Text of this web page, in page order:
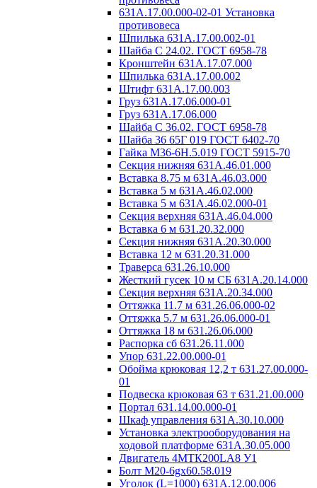
631А.17.00.000-02-01 Установка
противовеса
Шпилька 631А.17.00.002-01
Шайба C 24.02. ГОСТ 6958-78
Кронштейн 631А.17.07.000
Шпилька 631А.17.00.002
Штифт 631А.17.00.003
Груз 631А.17.06.000-01
Груз 631А.17.06.000
Шайба C 36.02. ГОСТ 6958-78
Шайба 36 65Г 019 ГОСТ 6402-70
Гайка М36-6H.5.019 ГОСТ 5915-70
Секция нижняя 631А.46.01.000
Вставка 8.75 м 631А.46.03.000
Вставка 5 м 631А.46.02.000
Вставка 5 м 631А.46.02.000-01
Секция верхняя 631А.46.04.000
Вставка 6 м 631.20.32.000
Секция нижняя 631А.20.30.000
Вставка 12 м 631.20.31.000
Траверса 631.26.10.000
Жесткий гусек 10 м СБ 631А.20.14.000
Секция верхняя 631А.20.34.000
Оттяжка 11.7 м 631.26.06.000-02
Оттяжка 5.7 м 631.26.06.000-01
Оттяжка 18 м 631.26.06.000
Распорка сб 631.26.11.000
Упор 631.22.00.000-01
Обойма крюковая 12,2 т 631.27.00.000-
01
Подвеска крюковая 63 т 631.21.00.000
Портал 631.14.00.000-01
Шкаф управления 631A.30.10.000
Установка электрооборудования на
ходовой платформе 631А.30.05.000
Двигатель 4MTК200LA8 У1
Болт М20-6gх60.58.019
Уголок (L=1000) 631А.12.00.006